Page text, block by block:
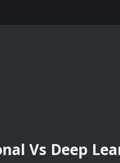
Vs Deep